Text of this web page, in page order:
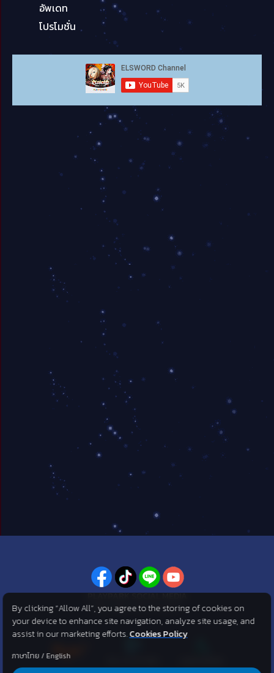
อัพเดท
โปรโมชั่น
PLAYPARK SOCIAL MEDIA
ไม่พลาดทุกข่าวสารจาก PlayPark
By clicking “Allow All”, you agree to the storing of cookies on
your device to enhance site navigation, analyze site usage, and
assist in our marketing efforts.Cookies Policy
ภาษาไทย / English